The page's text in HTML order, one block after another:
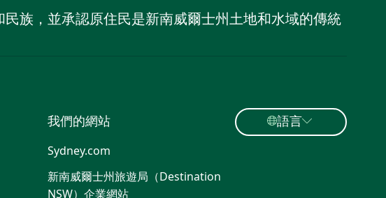
族，並承認原住民是新南威爾士州土地和水域的傳統
我們的網站
Sydney.com
新南威爾士州旅遊局（Destination
NSW）企業網站​
語言